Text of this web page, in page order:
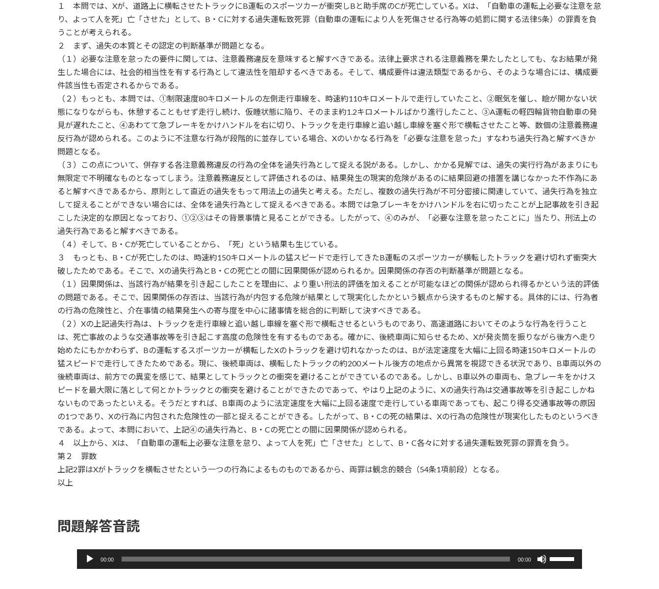
１ 本問では、Xが、道路上に横転させたトラックにB運転のスポーツカーが衝突しBと助手席のCが死亡している。Xは、「自動車の運転上必要な注意を怠
り、よって人を死」亡「させた」として、B・Cに対する過失運転致死罪（自動車の運転により人を死傷させる行為等の処罰に関する法律5条）の罪責を負
うことが考えられる。
２ まず、過失の本質とその認定の判断基準が問題となる。
（１）必要な注意を怠ったの要件に関しては、注意義務違反を意味すると解すべきである。法律上要求される注意義務を果たしたとしても、なお結果が発
生した場合には、社会的相当性を有する行為として違法性を阻却するべきである。そして、構成要件は違法類型であるから、そのような場合には、構成要
件該当性も否定されるからである。
（２）もっとも、本問では、①制限速度80キロメートルの左側走行車線を、時速約110キロメートルで走行していたこと、②眠気を催し、瞼が開かない状
態になりながらも、休憩することもせず走行し続け、仮睡状態に陥り、そのまま約1.2キロメートルばかり進行したこと、③A運転の軽四輪貨物自動車の発
見が遅れたこと、④あわてて急ブレーキをかけハンドルを右に切り、トラックを走行車線と追い越し車線を塞ぐ形で横転させたこと等、数個の注意義務違
反行為が認められる。このように不注意な行為が段階的に並存している場合、Xのいかなる行為を「必要な注意を怠った」すなわち過失行為と解すべきか
問題となる。
（３）この点について、併存する各注意義務違反の行為の全体を過失行為として捉える説がある。しかし、かかる見解では、過失の実行行為があまりにも
無限定で不明確なものとなってしまう。注意義務違反として評価されるのは、結果発生の現実的危険があるのに結果回避の措置を講じなかった不作為にあ
ると解すべきであるから、原則として直近の過失をもって用法上の過失と考える。ただし、複数の過失行為が不可分密接に関連していて、過失行為を独立
して捉えることができない場合には、全体を過失行為として捉えるべきである。本問では急ブレーキをかけハンドルを右に切ったことが上記事故を引き起
こした決定的な原因となっており、①②③はその背景事情と見ることができる。したがって、④のみが、「必要な注意を怠ったことに」当たり、刑法上の
過失行為であると解すべきである。
（４）そして、B・Cが死亡していることから、「死」という結果も生じている。
３ もっとも、B・Cが死亡したのは、時速約150キロメートルの猛スピードで走行してきたB運転のスポーツカーが横転したトラックを避け切れず衝突大
破したためである。そこで、Xの過失行為とB・Cの死亡との間に因果関係が認められるか。因果関係の存否の判断基準が問題となる。
（１）因果関係は、当該行為が結果を引き起こしたことを理由に、より重い刑法的評価を加えることが可能なほどの関係が認められ得るかという法的評価
の問題である。そこで、因果関係の存否は、当該行為が内包する危険が結果として現実化したかという観点から決するものと解する。具体的には、行為者
の行為の危険性と、介在事情の結果発生への寄与度を中心に諸事情を総合的に判断して決すべきである。
（２）Xの上記過失行為は、トラックを走行車線と追い越し車線を塞ぐ形で横転させるというものであり、高速道路においてそのような行為を行うこと
は、死亡事故のような交通事故等を引き起こす高度の危険性を有するものである。確かに、後続車両に知らせるため、Xが発炎筒を振りながら後方へ走り
始めたにもかかわらず、Bの運転するスポーツカーが横転したXのトラックを避け切れなかったのは、Bが法定速度を大幅に上回る時速150キロメートルの
猛スピードで走行してきたためである。現に、後続車両は、横転したトラックの約200メートル後方の地点から異常を視認できる状況であり、B車両以外の
後続車両は、前方での異変を感じて、結果としてトラックとの衝突を避けることができているのである。しかし、B車以外の車両も、急ブレーキをかけス
ピードを最大限に落として何とかトラックとの衝突を避けることができたのであって、やはり上記のように、Xの過失行為は交通事故等を引き起こしかね
ないものであったといえる。そうだとすれば、B車両のように法定速度を大幅に上回る速度で走行している車両であっても、起こり得る交通事故等の原因
の1つであり、Xの行為に内包された危険性の一部と捉えることができる。したがって、B・Cの死の結果は、Xの行為の危険性が現実化したものというべき
である。よって、本問において、上記④の過失行為と、B・Cの死亡との間に因果関係が認められる。
４ 以上から、Xは、「自動車の運転上必要な注意を怠り、よって人を死」亡「させた」として、B・C各々に対する過失運転致死罪の罪責を負う。
第２ 罪数
上記2罪はXがトラックを横転させたという一つの行為によるものものであるから、両罪は観念的競合（54条1項前段）となる。
以上
問題解答音読
00:00 00:00
リ